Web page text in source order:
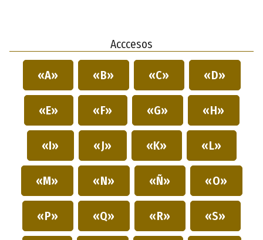
Acccesos
«A» «B» «C» «D»
«E» «F» «G» «H»
«I» «J» «K» «L»
«M» «N» «Ñ» «O»
«P» «Q» «R» «S»